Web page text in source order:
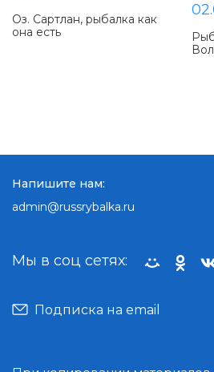
Оз. Сартлан, рыбалка как
она есть
Мы в соц сетях:
Подписка на email
Напишите нам:
admin@russrybalka.ru